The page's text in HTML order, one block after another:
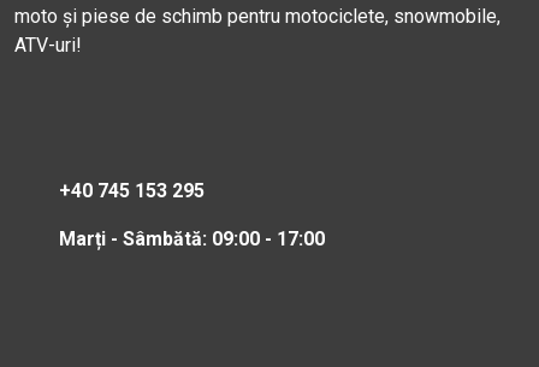
moto și piese de schimb pentru motociclete, snowmobile,
ATV-uri!
+40 745 153 295
Marți - Sâmbătă: 09:00 - 17:00